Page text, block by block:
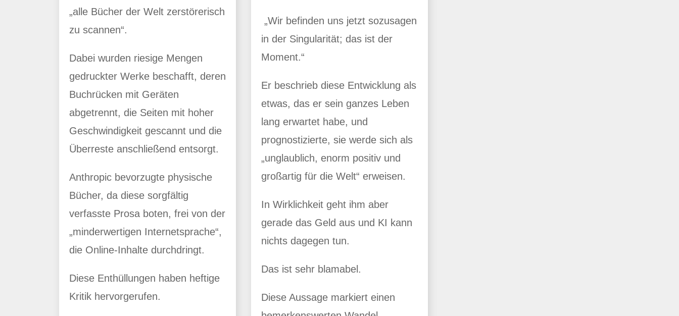
„alle Bücher der Welt zerstörerisch
zu scannen“.
Dabei wurden riesige Mengen
gedruckter Werke beschafft, deren
Buchrücken mit Geräten
abgetrennt, die Seiten mit hoher
Geschwindigkeit gescannt und die
Überreste anschließend entsorgt.
Anthropic bevorzugte physische
Bücher, da diese sorgfältig
verfasste Prosa boten, frei von der
„minderwertigen Internetsprache“,
die Online-Inhalte durchdringt.
Diese Enthüllungen haben heftige
Kritik hervorgerufen.
„Wir befinden uns jetzt sozusagen
in der Singularität; das ist der
Moment.“
Er beschrieb diese Entwicklung als
etwas, das er sein ganzes Leben
lang erwartet habe, und
prognostizierte, sie werde sich als
„unglaublich, enorm positiv und
großartig für die Welt“ erweisen.
In Wirklichkeit geht ihm aber
gerade das Geld aus und KI kann
nichts dagegen tun.
Das ist sehr blamabel.
Diese Aussage markiert einen